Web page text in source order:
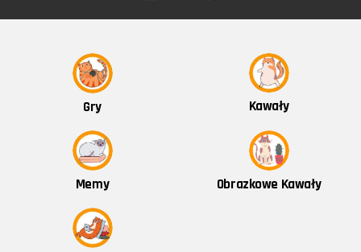
Gry Kawały
Memy Obrazkowe Kawały